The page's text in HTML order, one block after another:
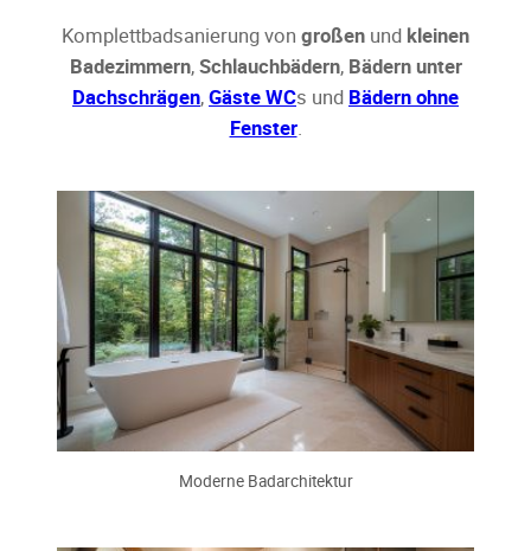
Komplettbadsanierung von großen und kleinen
Badezimmern,Schlauchbädern, Bädern unter
Dachschrägen,Gäste WCs und Bädern ohne
Fenster.
Moderne Badarchitektur